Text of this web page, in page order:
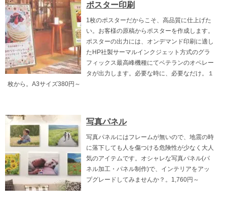
ポスター印刷
1枚のポスターだからこそ、高品質に仕上げた
い。お客様の原稿からポスターを作成します。
ポスターの出力には、オンデマンド印刷に適し
たHP社製サーマルインクジェット方式のグラ
フィックス最高峰機種にてベテランのオペレー
タが出力します。必要な時に、必要なだけ。１
枚から。A3サイズ380円～
写真パネル
写真パネルにはフレームが無いので、地震の時
に落下しても人を傷つける危険性が少なく大人
気のアイテムです。オシャレな写真パネル(パ
ネル加工・パネル制作)で、インテリアをアッ
プグレードしてみませんか？。1,760円～